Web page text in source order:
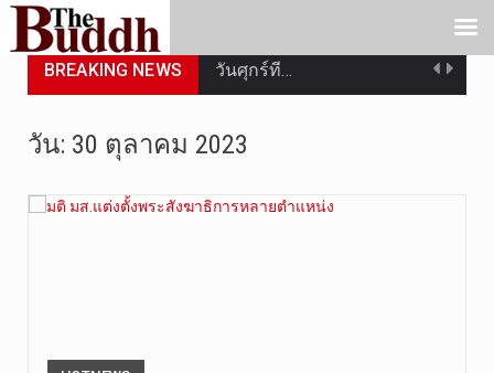
BREAKING NEWS
วันศุกร์ที…
เมื่อวันที…
เมื่อวันที…
วัน: 30 ตุลาคม 2023